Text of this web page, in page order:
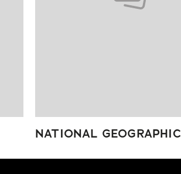
NATIONAL GEOGRAPHIC